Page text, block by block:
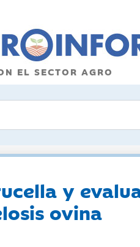
EL SECTOR AGRO
y
ovina